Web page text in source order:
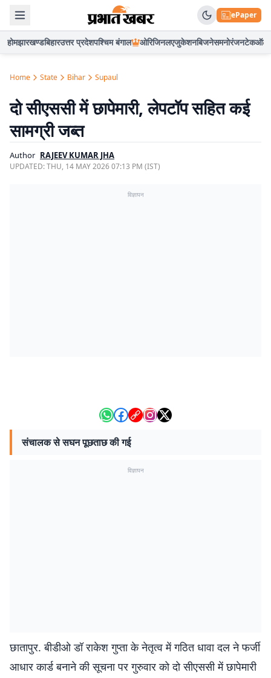
ePaper
होमझारखण्डबिहारउत्तर प्रदेशपश्चिम बंगाल ओरिजिनलएजुकेशनबिजनेसमनोरंजनटेकऑटो
Home State Bihar Supaul
दो सीएससी में छापेमारी, लेपटॉप सहित कई
सामग्री जब्त
Author RAJEEV KUMAR JHA
UPDATED:THU, 14 MAY 2026 07:13 PM (IST)
विज्ञापन
संचालक से सघन पूछताछ की गई
विज्ञापन
छातापुर. बीडीओ डॉ राकेश गुप्ता के नेतृत्व में गठित धावा दल ने फर्जी
आधार कार्ड बनाने की सूचना पर गुरुवार को दो सीएससी में छापेमारी